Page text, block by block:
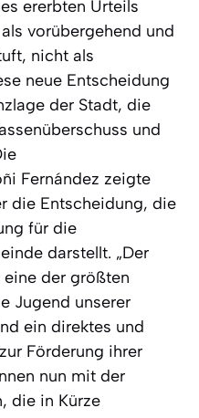
ererbten Urteils
vorübergehend und
nicht als
neue Entscheidung
der Stadt, die
und
Fernández zeigte
die Entscheidung, die
für die
darstellt. „Der
der größten
Jugend unserer
ein direktes und
Förderung ihrer
nun mit der
die in Kürze